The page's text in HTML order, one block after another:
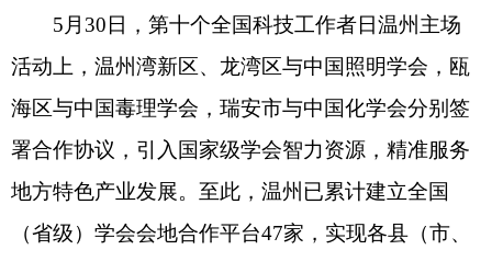
5月30日，第十个全国科技工作者日温州主场
活动上，温州湾新区、龙湾区与中国照明学会，瓯
海区与中国毒理学会，瑞安市与中国化学会分别签
署合作协议，引入国家级学会智力资源，精准服务
地方特色产业发展。至此，温州已累计建立全国
（省级）学会会地合作平台47家，实现各县（市、